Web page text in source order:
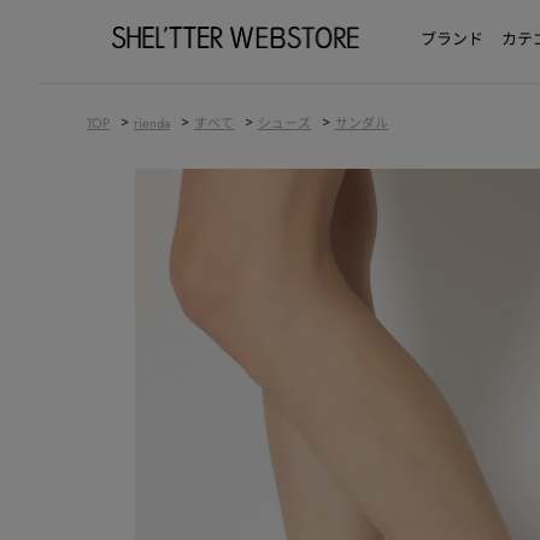
ブランド カテ
TOP > rienda > すべて > シューズ > サンダル